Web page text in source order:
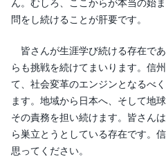
問をし続けることが肝要です。
皆さんが生涯学び続ける存在で
らも挑戦を続けてまいります。信
て、社会変革のエンジンとなるべ
ます。地域から日本へ、そして地
その責務を担い続けます。皆さん
ら巣立とうとしている存在です。
思ってください。